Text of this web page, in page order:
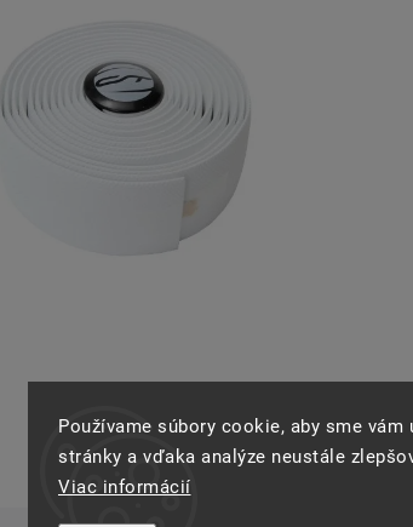
Používame súbory cookie, aby sme
stránky a vďaka analýze neustále
Viac informácií